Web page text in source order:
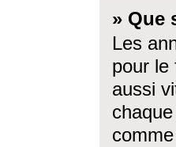
» Que
Les
pour le
aussi